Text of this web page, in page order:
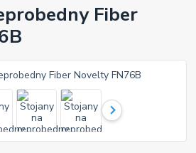
Fiber